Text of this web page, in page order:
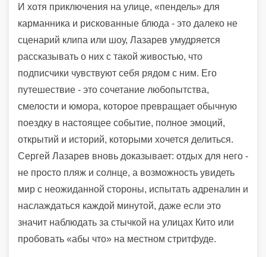
И хотя приключения на улице, «пендель» для
карманника и рискованные блюда - это далеко не
сценарий клипа или шоу, Лазарев умудряется
рассказывать о них с такой живостью, что
подписчики чувствуют себя рядом с ним. Его
путешествие - это сочетание любопытства,
смелости и юмора, которое превращает обычную
поездку в настоящее событие, полное эмоций,
открытий и историй, которыми хочется делиться.
Сергей Лазарев вновь доказывает: отдых для него -
не просто пляж и солнце, а возможность увидеть
мир с неожиданной стороны, испытать адреналин и
наслаждаться каждой минутой, даже если это
значит наблюдать за стычкой на улицах Кито или
пробовать «абы что» на местном стритфуде.